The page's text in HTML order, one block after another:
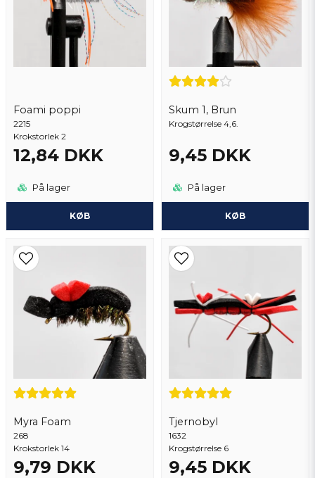
Foami poppi
2215
Krokstorlek 2
12,84 DKK
På lager
KØB
Skum 1, Brun
Krogstørrelse 4,6.
9,45 DKK
På lager
KØB
Myra Foam
268
Krokstorlek 14
9,79 DKK
Tjernobyl
1632
Krogstørrelse 6
9,45 DKK
Send spørgsmål